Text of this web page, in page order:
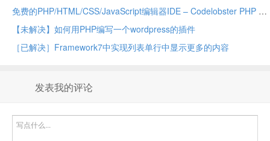
免费的PHP/HTML/CSS/JavaScript编辑器IDE – Codelobster PHP Edition
【未解决】如何用PHP编写一个wordpress的插件
［已解决］Framework7中实现列表单行中显示更多的内容
发表我的评论